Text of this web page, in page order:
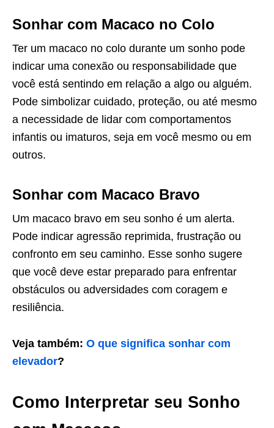
Sonhar com Macaco no Colo
Ter um macaco no colo durante um sonho pode
indicar uma conexão ou responsabilidade que
você está sentindo em relação a algo ou alguém.
Pode simbolizar cuidado, proteção, ou até mesmo
a necessidade de lidar com comportamentos
infantis ou imaturos, seja em você mesmo ou em
outros.
Sonhar com Macaco Bravo
Um macaco bravo em seu sonho é um alerta.
Pode indicar agressão reprimida, frustração ou
confronto em seu caminho. Esse sonho sugere
que você deve estar preparado para enfrentar
obstáculos ou adversidades com coragem e
resiliência.
Veja também: O que significa sonhar com
elevador?
Como Interpretar seu Sonho